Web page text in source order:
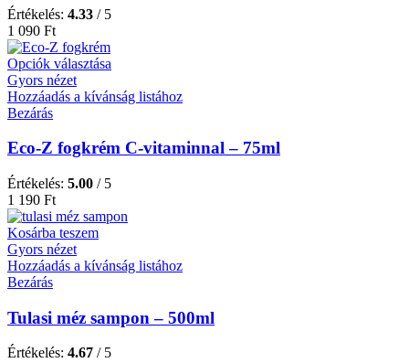
Értékelés: 4.33 / 5
1 090 Ft
Opciók választása
Gyors nézet
Hozzáadás a kívánság listához
Bezárás
Eco-Z fogkrém C-vitaminnal – 75ml
Értékelés: 5.00 / 5
1 190 Ft
Kosárba teszem
Gyors nézet
Hozzáadás a kívánság listához
Bezárás
Tulasi méz sampon – 500ml
Értékelés: 4.67 / 5